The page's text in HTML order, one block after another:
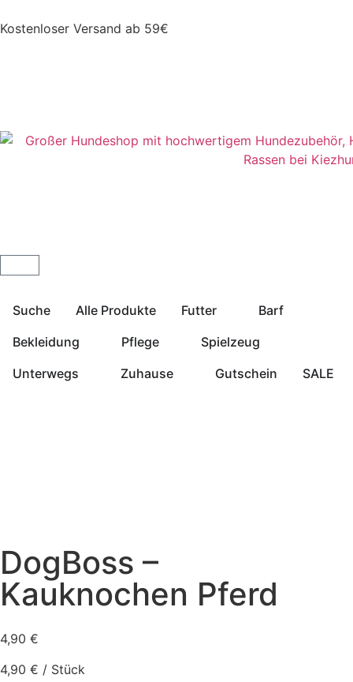
Kostenloser Versand ab 59€
Suche Alle Produkte Futter
Barf
Bekleidung
Pflege
Spielzeug
Unterwegs
Zuhause Gutschein SALE
DogBoss –
Kauknochen Pferd
4,90 €
4,90 € / Stück